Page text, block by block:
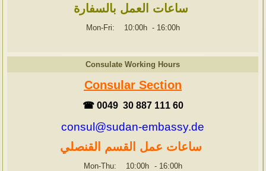
ساعات العمل بالسفارة
Mon-Fri: 10:00h - 16:00h
Consulate Working Hours
Consular Section
☎ 0049 30 887 111 60
consul@sudan-embassy.de
ساعات عمل القسم القنصلي
Mon-Thu: 10:00h - 16:00h